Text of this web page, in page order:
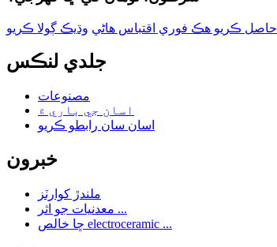
حاصل ڪريو هڪ فوري اقتباس هاڻي وڌيڪ ڳولا ڪريو
جلدي لنڪس
مصنوعات
اسان جي باري ۾
اسان سان رابطو ڪريو
خبرون
ملندڙ کوارٽز
معدنيات جو اثر ...
ڇا خالص electroceramic ...